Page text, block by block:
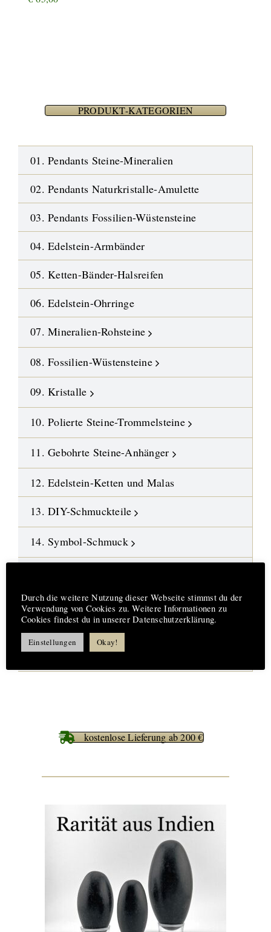
PRODUKT-KATEGORIEN
01. Pendants Steine-Mineralien
02. Pendants Naturkristalle-Amulette
03. Pendants Fossilien-Wüstensteine
04. Edelstein-Armbänder
05. Ketten-Bänder-Halsreifen
06. Edelstein-Ohrringe
07. Mineralien-Rohsteine
08. Fossilien-Wüstensteine
09. Kristalle
10. Polierte Steine-Trommelsteine
11. Gebohrte Steine-Anhänger
12. Edelstein-Ketten und Malas
13. DIY-Schmuckteile
14. Symbol-Schmuck
16.
Neue Highlights
kostenlose Lieferung ab 200 €
Durch die weitere Nutzung dieser Webseite stimmst du der
Verwendung von Cookies zu. Weitere Informationen zu
Cookies findest du in unserer Datenschutzerklärung.
Einstellungen Okay!